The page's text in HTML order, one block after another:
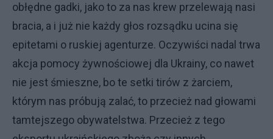
obłędne gadki, jako to za nas krew przelewają nasi
bracia, a i już nie każdy głos rozsądku ucina się
epitetami o ruskiej agenturze. Oczywiści nadal trwa
akcja pomocy żywnościowej dla Ukrainy, co nawet
nie jest śmieszne, bo te setki tirów z żarciem,
którym nas próbują zalać, to przecież nad głowami
tamtejszego obywatelstwa. Przecież z tego